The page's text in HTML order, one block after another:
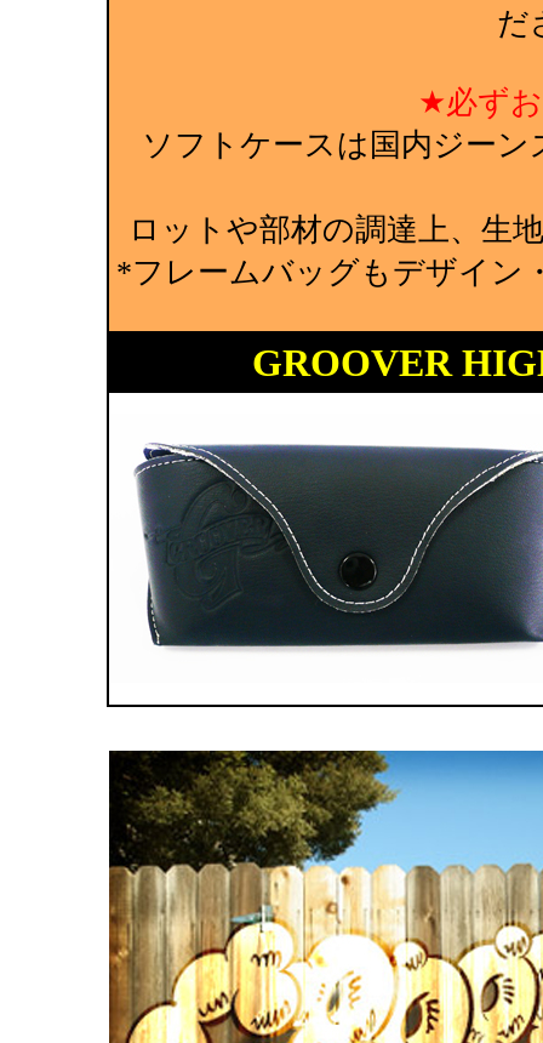
だ
★必ず
ソフトケースは国内ジー
ロットや部材の調達上、生
*フレームバッグもデザイン
GROOVER